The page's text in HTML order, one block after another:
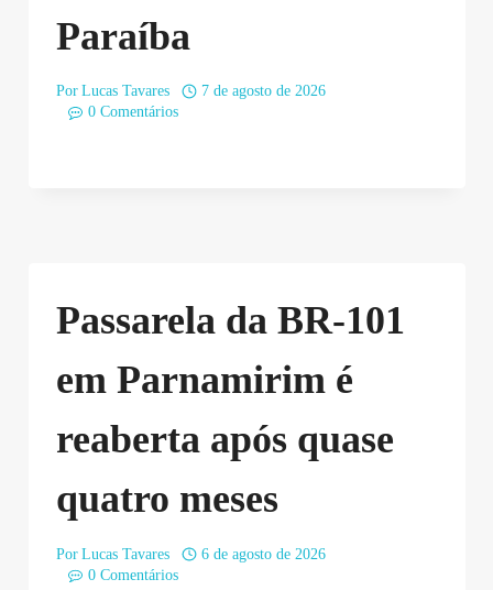
Paraíba
Por Lucas Tavares
7 de agosto de 2026
0 Comentários
Passarela da BR-101
em Parnamirim é
reaberta após quase
quatro meses
Por Lucas Tavares
6 de agosto de 2026
0 Comentários